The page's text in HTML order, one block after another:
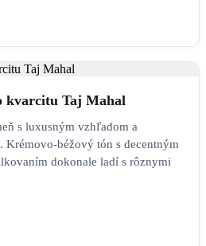
kvarcitu Taj Mahal
s luxusným vzhľadom a
béžový tón s decentným
dokonale ladí s rôznymi